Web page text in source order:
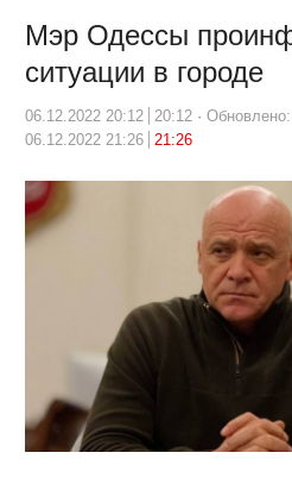
Мэр Одессы
ситуации в городе
06.12.2022 20:12 20:12
Обновлено:
06.12.2022 21:26
21:26